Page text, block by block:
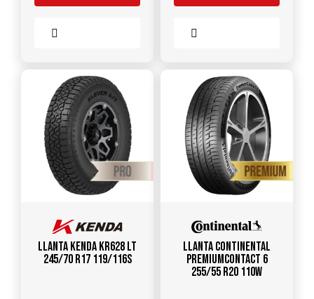
Llanta KENDA KR628 LT
245/70 R17 119/116S
Llanta CONTINENTAL
PREMIUMCONTACT 6
255/55 R20 110W